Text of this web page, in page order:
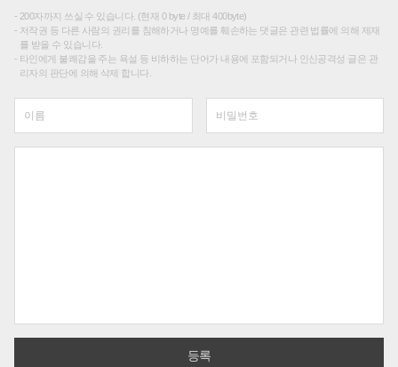
200자까지 쓰실 수 있습니다. (현재 0 byte / 최대 400byte)
저작권 등 다른 사람의 권리를 침해하거나 명예를 훼손하는 댓글은 관련 법률에 의해 제재
를 받을 수 있습니다.
타인에게 불쾌감을 주는 욕설 등 비하하는 단어가 내용에 포함되거나 인신공격성 글은 관
리자의 판단에 의해 삭제 합니다.